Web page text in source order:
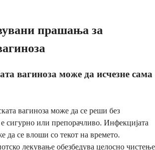
прашања за
вагиноза може да исчезне сама
вагиноза може да се реши без
сигурно или препорачливо. Инфекцијата
да се влоши со текот на времето.
лекување обезбедува целосно чистење